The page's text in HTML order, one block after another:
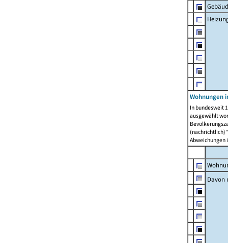
Wohnungen
In bundesweit
ausgewählt
Abweichungen
Davon